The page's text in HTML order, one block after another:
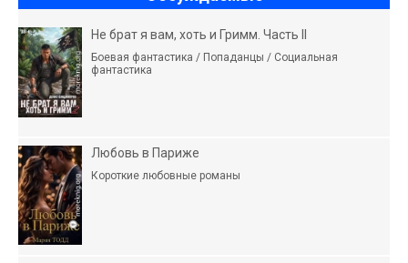
Не брат я вам, хоть и Гримм. Часть II
Боевая фантастика / Попаданцы / Социальная
фантастика
Любовь в Париже
Короткие любовные романы